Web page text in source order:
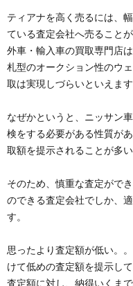
ティアナを高く売るには、
ている査定会社へ売ること
外車・輸入車の買取専門店
札型のオークション性のウ
取は実現しづらいといえます
なぜかというと、ニッサン
検をする必要がある性質が
取額を提示されることが多い
そのため、慎重な査定がで
のできる査定会社でしか、
す。
思ったより査定額が低い。
けて低めの査定額を提示し
査定額に対し、納得いくま